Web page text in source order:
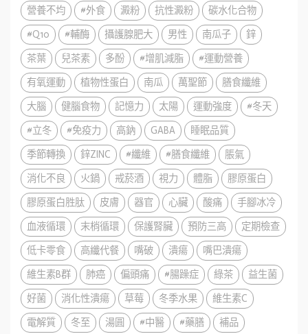
營養不均
#外食 澱粉 抗性澱粉
碳水化合物
#Q10
#輔酶 攝護腺肥大 男性 南瓜子
鋅
茶葉
兒茶素 多酚 #增肌減脂
#運動營養
有氧運動
植物性蛋白 南瓜 萬聖節
膳食纖維
大腦
健腦食物 記憶力 太陽 運動強度
#冬天
#立冬
#免疫力 高鈉 GABA
睡眠品質
季節轉換
鋅ZINC #纖維 #膳食纖維
脹氣
消化不良
火鍋 戒菸酒 視力 體脂
膠原蛋白
膠原蛋白胜肽
皮膚 器官 心臟 酸痛
手腳冰冷
血液循環
末梢循環 保護腎臟 預防三高
定期檢查
低卡零食
高纖代餐 嘴破 潰瘍
嘴巴潰瘍
維生素B群
肺癌 偏頭痛 #腸躁症 綠茶
益生菌
好菌
消化性潰瘍 草莓 冬季水果
維生素C
電解質
冬至 湯圓 #中醫 #藥膳
補品